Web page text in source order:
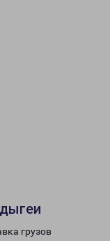
грузов